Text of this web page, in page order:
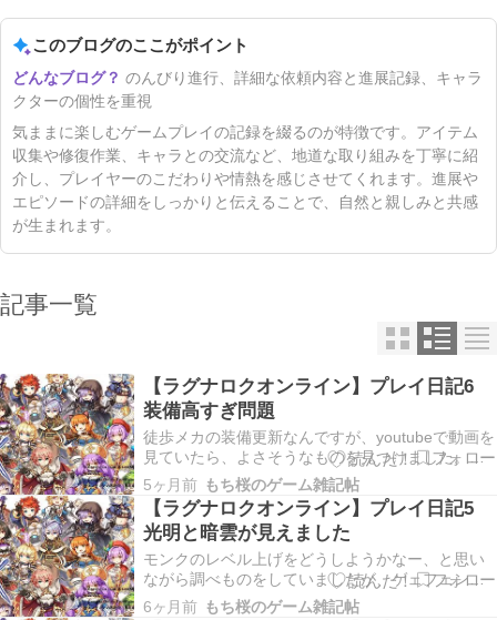
このブログのここがポイント
のんびり進行、詳細な依頼内容と進展記録、キャラ
クターの個性を重視
気ままに楽しむゲームプレイの記録を綴るのが特徴です。アイテム
収集や修復作業、キャラとの交流など、地道な取り組みを丁寧に紹
介し、プレイヤーのこだわりや情熱を感じさせてくれます。進展や
エピソードの詳細をしっかりと伝えることで、自然と親しみと共感
が生まれます。
記事一覧
【ラグナロクオンライン】プレイ日記6
装備高すぎ問題
徒歩メカの装備更新なんですが、youtubeで動画を
見ていたら、よさそうなものを見つけました。ス
クリーミングゴーストパーティという鎧装備で
す。今の私の鎧装備これ↓ですからね。 これにマル
クカードが刺さってます。アルギオペじゃないで
す。マルクです。ほぼマルクカードのみの値段で
買い…
5ヶ月前 もち桜のゲーム雑記帖
【ラグナロクオンライン】プレイ日記5
光明と暗雲が見えました
モンクのレベル上げをどうしようかなー、と思い
ながら調べものをしていましたが、ゲェフェン魔
法大会のコインで、経験値を得られるデイリーク
6ヶ月前 もち桜のゲーム雑記帖